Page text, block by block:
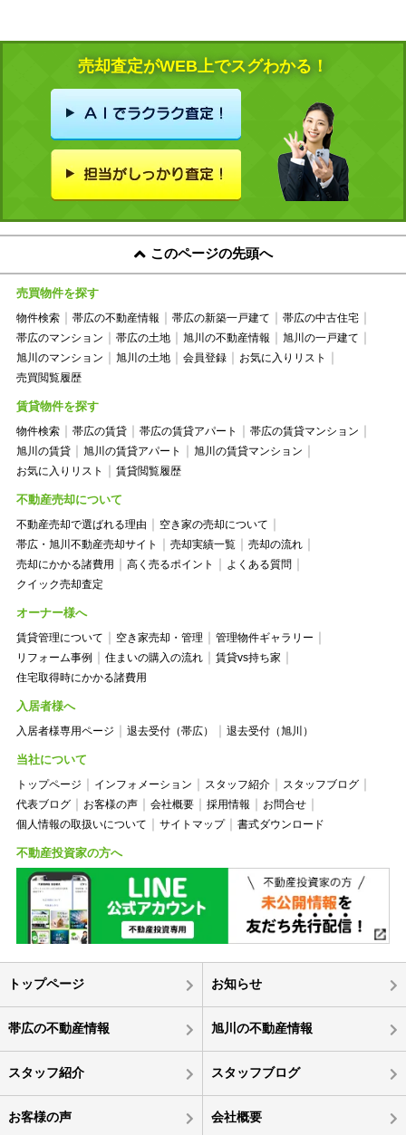
売却査定がWEB上でスグわかる！
このページの先頭へ
売買物件を探す
物件検索 帯広の不動産情報 帯広の新築一戸建て
帯広の中古住宅
帯広のマンション
帯広の土地 旭川の不動産情報
旭川の一戸建て
旭川のマンション
旭川の土地 会員登録
お気に入りリスト
売買閲覧履歴
賃貸物件を探す
物件検索 帯広の賃貸 帯広の賃貸アパート
帯広の賃貸マンション
旭川の賃貸
旭川の賃貸アパート
旭川の賃貸マンション
お気に入りリスト
賃貸閲覧履歴
不動産売却について
不動産売却で選ばれる理由
空き家の売却について
帯広・旭川不動産売却サイト
売却実績一覧
売却の流れ
売却にかかる諸費用
高く売るポイント
よくある質問
クイック売却査定
オーナー様へ
賃貸管理について 空き家売却・管理
管理物件ギャラリー
リフォーム事例
住まいの購入の流れ
賃貸vs持ち家
住宅取得時にかかる諸費用
入居者様へ
入居者様専用ページ 退去受付（帯広） 退去受付（旭川）
当社について
トップページ インフォメーション スタッフ紹介
スタッフブログ
代表ブログ
お客様の声 会社概要 採用情報
お問合せ
個人情報の取扱いについて
サイトマップ 書式ダウンロード
不動産投資家の方へ
トップページ お知らせ
帯広の不動産情報 旭川の不動産情報
スタッフ紹介 スタッフブログ
お客様の声 会社概要